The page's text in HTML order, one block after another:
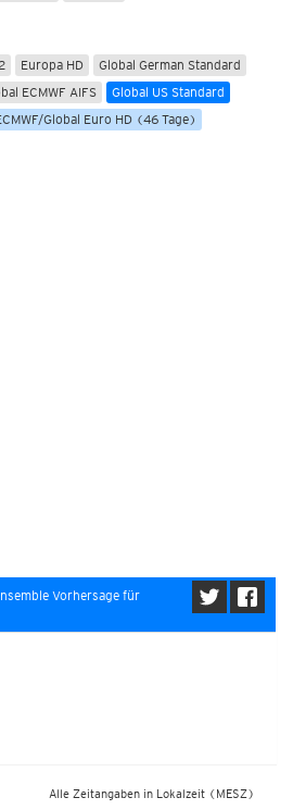
Europa HD
Global German Standard
ECMWF AIFS
Global US Standard
Global Euro HD (46 Tage)
Vorhersage für
Alle Zeitangaben in Lokalzeit (MESZ)